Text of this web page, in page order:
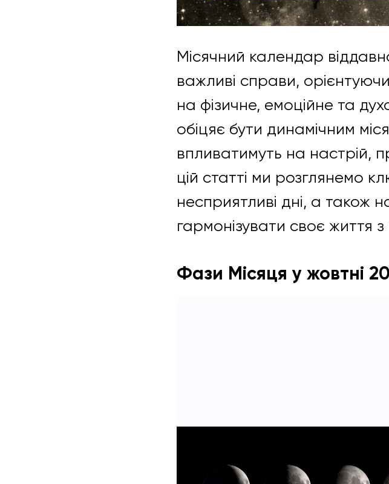
Місячний календар
важливі справи,
на фізичне, емоційне та
обіцяє бути динамічним
впливатимуть на настрій,
цій статті ми розглянемо
несприятливі дні, а також
гармонізувати своє життя
Фази Місяця у жовтні